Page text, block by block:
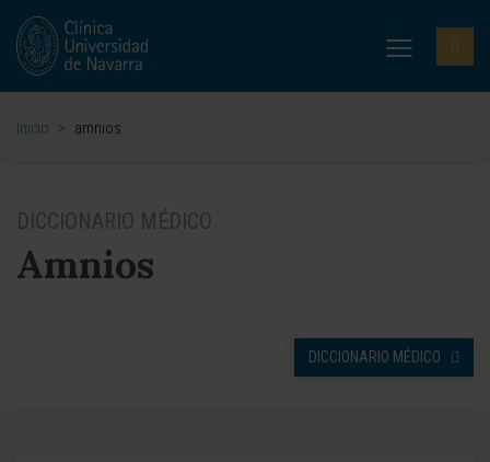
Inicio > amnios
DICCIONARIO MÉDICO
Amnios
DICCIONARIO MÉDICO